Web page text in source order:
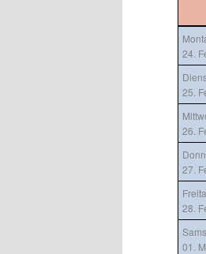
24.
25.
26.
27.
28.
01.